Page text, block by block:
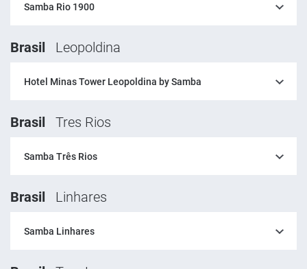
Samba Rio 1900
Brasil Leopoldina
Hotel Minas Tower Leopoldina by Samba
Brasil Tres Rios
Samba Três Rios
Brasil Linhares
Samba Linhares